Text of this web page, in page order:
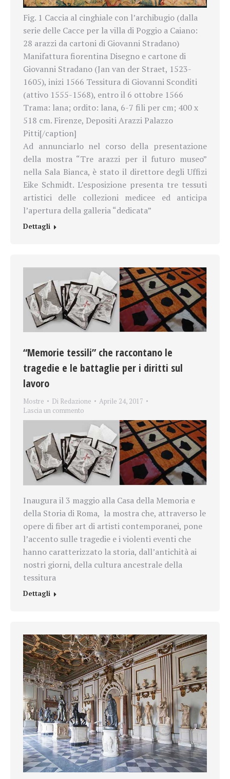
Fig. 1 Caccia al cinghiale con l’archibugio (dalla
serie delle Cacce per la villa di Poggio a Caiano:
28 arazzi da cartoni di Giovanni Stradano)
Manifattura fiorentina Disegno e cartone di
Giovanni Stradano (Jan van der Straet, 1523-
1605), inizi 1566 Tessitura di Giovanni Sconditi
(attivo 1555-1568), entro il 6 ottobre 1566
Trama: lana; ordito: lana, 6-7 fili per cm; 400 x
518 cm. Firenze, Depositi Arazzi Palazzo
Pitti[/caption]
Ad annunciarlo nel corso della presentazione
della mostra “Tre arazzi per il futuro museo”
nella Sala Bianca, è stato il direttore degli Uffizi
Eike Schmidt. L’esposizione presenta tre tessuti
artistici delle collezioni medicee ed anticipa
l’apertura della galleria “dedicata”
Dettagli
“Memorie tessili” che raccontano le
tragedie e le battaglie per i diritti sul
lavoro
Mostre Di Redazione
Aprile 24, 2017
Lascia un commento
Inaugura il 3 maggio alla Casa della Memoria e
della Storia di Roma, la mostra che, attraverso le
opere di fiber art di artisti contemporanei, pone
l’accento sulle tragedie e i violenti eventi che
hanno caratterizzato la storia, dall’antichità ai
nostri giorni, della cultura ancestrale della
tessitura
Dettagli